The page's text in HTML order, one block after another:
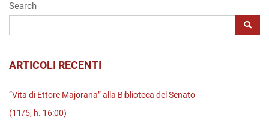
manipolazione
delle
(30
Search
ARTICOLI RECENTI
“Vita di Ettore Majorana” alla Biblioteca del Senato
(11/5, h. 16:00)